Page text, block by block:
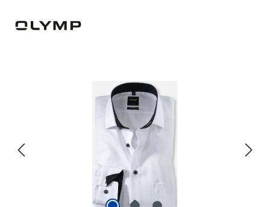
Bildergalerie überspringen